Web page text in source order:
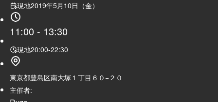
現地2019年5月10日（金）
11:00 - 13:30
現地20:00-22:30
東京都豊島区南大塚１丁目６０−２０
主催者: